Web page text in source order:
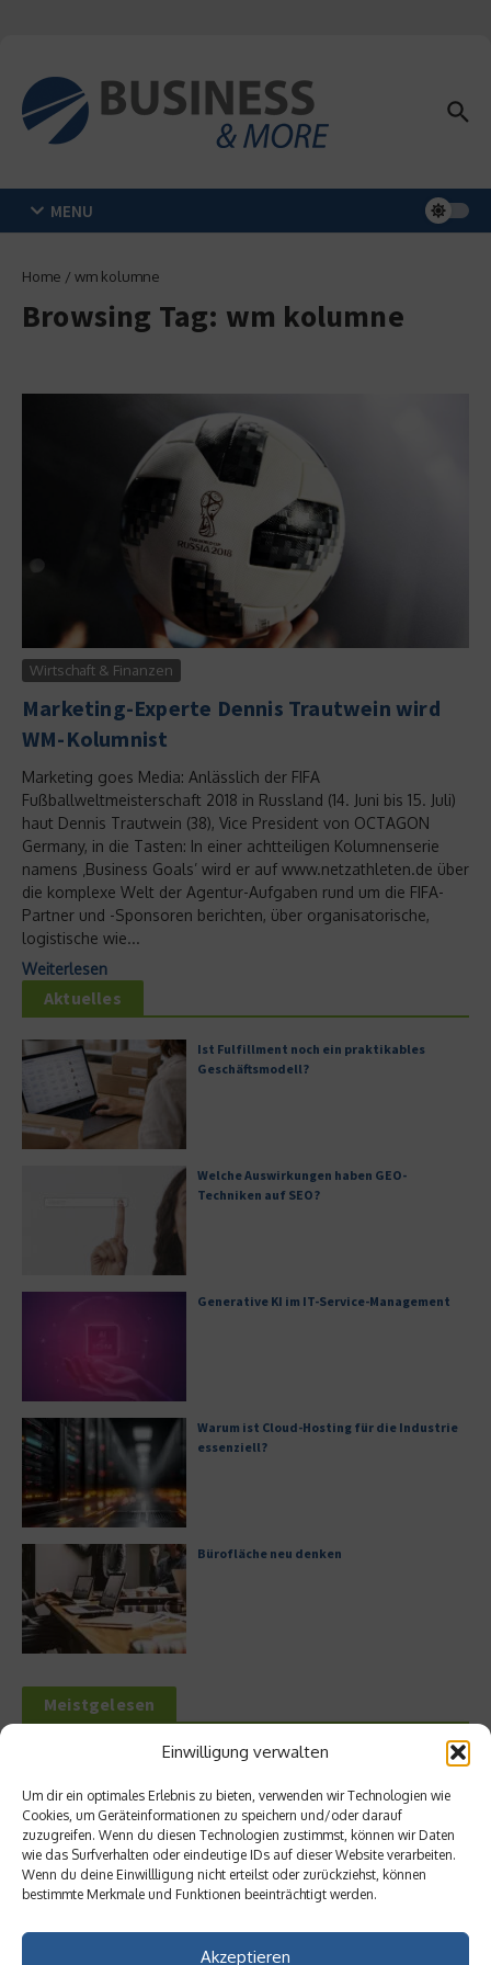
Einwilligung verwalten
Um dir ein optimales Erlebnis zu bieten, verwenden wir Technologien wie
Cookies, um Geräteinformationen zu speichern und/oder darauf
zuzugreifen. Wenn du diesen Technologien zustimmst, können wir Daten
wie das Surfverhalten oder eindeutige IDs auf dieser Website verarbeiten.
Wenn du deine Einwillligung nicht erteilst oder zurückziehst, können
bestimmte Merkmale und Funktionen beeinträchtigt werden.
Akzeptieren
MENU
Home / wm kolumne
Browsing Tag: wm kolumne
Wirtschaft & Finanzen
Marketing-Experte Dennis Trautwein wird
WM-Kolumnist
Marketing goes Media: Anlässlich der FIFA
Fußballweltmeisterschaft 2018 in Russland (14. Juni bis 15. Juli)
haut Dennis Trautwein (38), Vice President von OCTAGON
Germany, in die Tasten: In einer achtteiligen Kolumnenserie
namens ‚Business Goals’ wird er auf www.netzathleten.de über
die komplexe Welt der Agentur-Aufgaben rund um die FIFA-
Partner und -Sponsoren berichten, über organisatorische,
logistische wie...
Weiterlesen
Aktuelles
Ist Fulfillment noch ein praktikables
Geschäftsmodell?
Welche Auswirkungen haben GEO-
Techniken auf SEO?
Generative KI im IT-Service-Management
Warum ist Cloud-Hosting für die Industrie
essenziell?
Bürofläche neu denken
Meistgelesen
Hilton Worldwide: Eine Ikone der globalen
Leitfaden zur Eröffnung eines
Geschäftskontos für kleine Unternehmen